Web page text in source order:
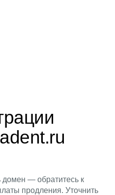
домен — обратитесь к
продления. Уточнить